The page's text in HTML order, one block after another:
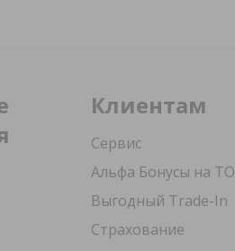
Клиентам
Сервис
Альфа Бонусы на ТО
Выгодный Trade-In
Страхование